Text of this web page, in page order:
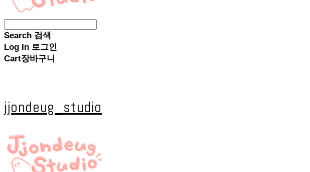
Search 검색
Log In 로그인
Cart장바구니
jjondeug_studio